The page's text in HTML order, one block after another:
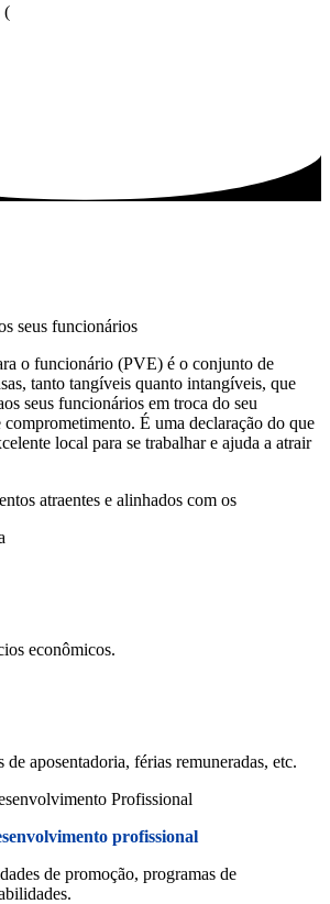
(
seus funcionários
o funcionário (PVE) é o conjunto de
tanto tangíveis quanto intangíveis, que
seus funcionários em troca do seu
É uma declaração do que
local para se trabalhar e ajuda a atrair
atraentes e alinhados com os
econômicos.
aposentadoria, férias remuneradas, etc.
profissional
de promoção, programas de